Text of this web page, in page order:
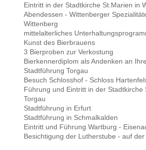
Eintritt in der Stadtkirche St.Marien in
Abendessen - Wittenberger
Wittenberg
mittelalterliches
Kunst des Bierbrauens
3 Bierproben zur Verkostung
Bierkennerdiplom als Andenken an
Stadtführung Torgau
Besuch Schlosshof - Schloss
Führung und Eintritt in der Stadtkirche
Torgau
Stadtführung in Erfurt
Stadtführung in Schmalkalden
Eintritt und Führung Wartburg -
Besichtigung der Lutherstube -